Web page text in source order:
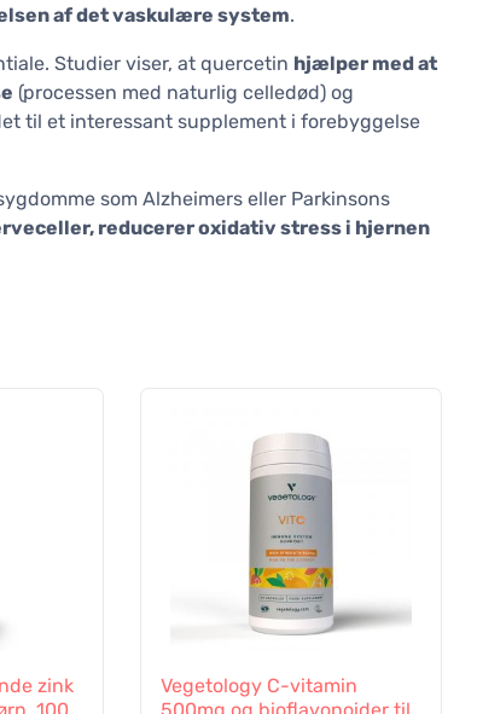
af det vaskulære system.
Studier viser, at quercetin hjælper med at
(processen med naturlig celledød) og
til et interessant supplement i forebyggelse
som Alzheimers eller Parkinsons
reducerer oxidativ stress i hjernen
zink
Vegetology C-vitamin